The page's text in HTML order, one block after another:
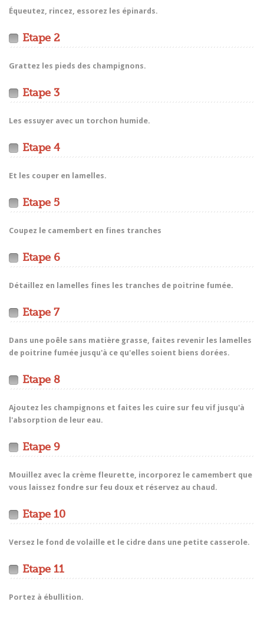
Équeutez, rincez, essorez les épinards.
Etape 2
Grattez les pieds des champignons.
Etape 3
Les essuyer avec un torchon humide.
Etape 4
Et les couper en lamelles.
Etape 5
Coupez le camembert en fines tranches
Etape 6
Détaillez en lamelles fines les tranches de poitrine fumée.
Etape 7
Dans une poêle sans matière grasse, faites revenir les lamelles
de poitrine fumée jusqu'à ce qu'elles soient biens dorées.
Etape 8
Ajoutez les champignons et faites les cuire sur feu vif jusqu'à
l'absorption de leur eau.
Etape 9
Mouillez avec la crème fleurette, incorporez le camembert que
vous laissez fondre sur feu doux et réservez au chaud.
Etape 10
Versez le fond de volaille et le cidre dans une petite casserole.
Etape 11
Portez à ébullition.